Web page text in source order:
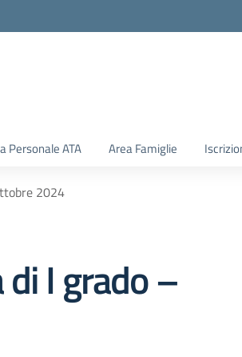
Personale ATA Area Famiglie
2024
I grado –